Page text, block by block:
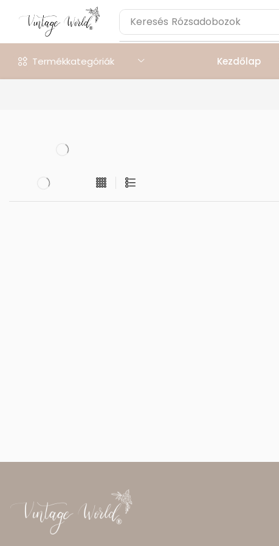
Keresés Rózsadobozok
Termékkategóriák Kezdőlap